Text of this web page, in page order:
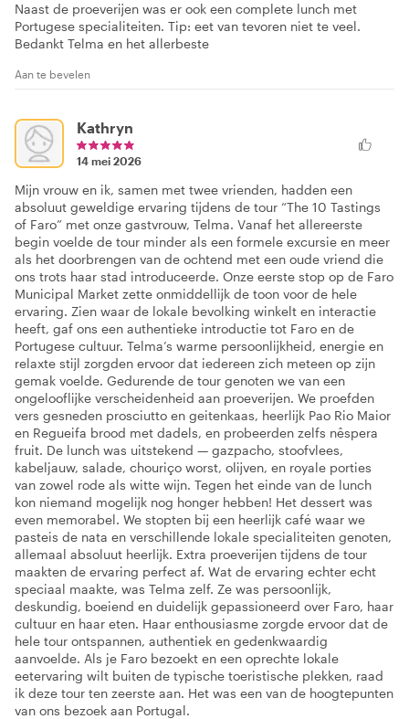
Naast de proeverijen was er ook een complete lunch met
Portugese specialiteiten. Tip: eet van tevoren niet te veel.
Bedankt Telma en het allerbeste
Aan te bevelen
Kathryn
14 mei 2026
Mijn vrouw en ik, samen met twee vrienden, hadden een
absoluut geweldige ervaring tijdens de tour “The 10 Tastings
of Faro” met onze gastvrouw, Telma. Vanaf het allereerste
begin voelde de tour minder als een formele excursie en meer
als het doorbrengen van de ochtend met een oude vriend die
ons trots haar stad introduceerde. Onze eerste stop op de Faro
Municipal Market zette onmiddellijk de toon voor de hele
ervaring. Zien waar de lokale bevolking winkelt en interactie
heeft, gaf ons een authentieke introductie tot Faro en de
Portugese cultuur. Telma’s warme persoonlijkheid, energie en
relaxte stijl zorgden ervoor dat iedereen zich meteen op zijn
gemak voelde. Gedurende de tour genoten we van een
ongelooflijke verscheidenheid aan proeverijen. We proefden
vers gesneden prosciutto en geitenkaas, heerlijk Pao Rio Maior
en Regueifa brood met dadels, en probeerden zelfs nêspera
fruit. De lunch was uitstekend — gazpacho, stoofvlees,
kabeljauw, salade, chouriço worst, olijven, en royale porties
van zowel rode als witte wijn. Tegen het einde van de lunch
kon niemand mogelijk nog honger hebben! Het dessert was
even memorabel. We stopten bij een heerlijk café waar we
pasteis de nata en verschillende lokale specialiteiten genoten,
allemaal absoluut heerlijk. Extra proeverijen tijdens de tour
maakten de ervaring perfect af. Wat de ervaring echter echt
speciaal maakte, was Telma zelf. Ze was persoonlijk,
deskundig, boeiend en duidelijk gepassioneerd over Faro, haar
cultuur en haar eten. Haar enthousiasme zorgde ervoor dat de
hele tour ontspannen, authentiek en gedenkwaardig
aanvoelde. Als je Faro bezoekt en een oprechte lokale
eetervaring wilt buiten de typische toeristische plekken, raad
ik deze tour ten zeerste aan. Het was een van de hoogtepunten
van ons bezoek aan Portugal.